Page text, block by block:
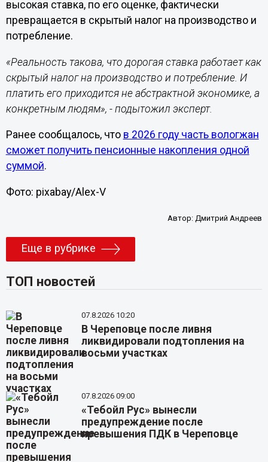
высокая ставка, по его оценке, фактически
превращается в скрытый налог на производство и
потребление.
«Реальность такова, что дорогая ставка работает как
скрытый налог на производство и потребление. И
платить его приходится не абстрактной экономике, а
конкретным людям», - подытожил эксперт.
Ранее сообщалось, что в 2026 году часть вологжан
сможет получить пенсионные накопления одной
суммой.
Фото: pixabay/Alex-V
Автор: Дмитрий Андреев
Еще в рубрике
ТОП новостей
07.8.2026 10:20
В Череповце после ливня
ликвидировали подтопления на
восьми участках
07.8.2026 09:00
«Тебойл Рус» вынесли
предупреждение после
превышения ПДК в Череповце